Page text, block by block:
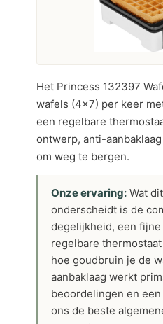
Het Princess 132397
wafels (4×7) per keer
een regelbare
ontwerp, anti-
om weg te bergen.
Onze ervaring: Wat
onderscheidt is de
degelijkheid, een
regelbare
hoe goudbruin je de
aanbaklaag werkt
beoordelingen en
ons de beste